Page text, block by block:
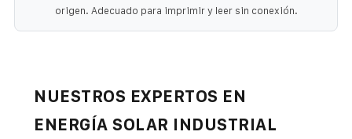
origen. Adecuado para imprimir y leer sin conexión.
NUESTROS EXPERTOS EN
ENERGÍA SOLAR INDUSTRIAL